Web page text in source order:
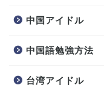
中国アイドル
中国語勉強方法
台湾アイドル